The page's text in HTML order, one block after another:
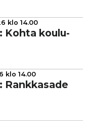
klo 14.00
Kohta kou­lu­
klo 14.00